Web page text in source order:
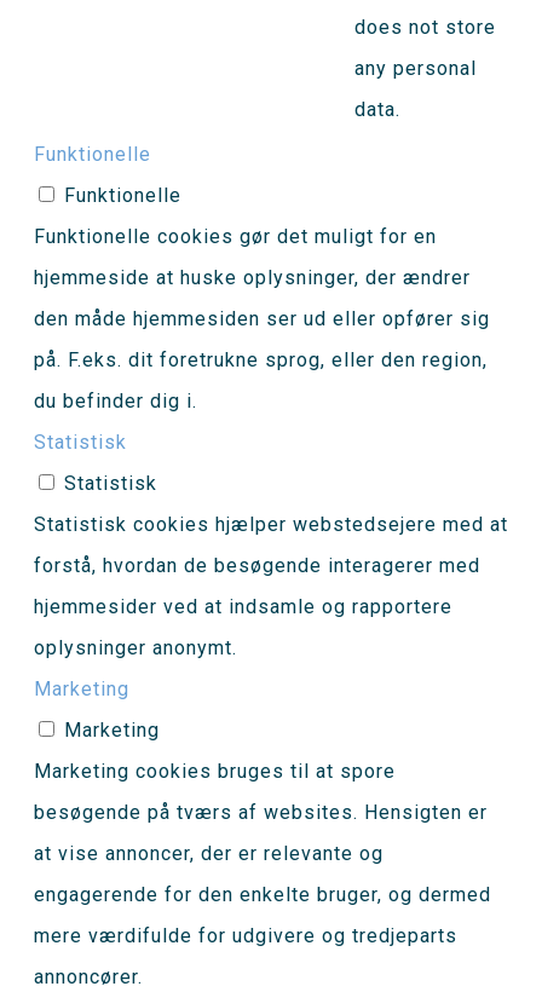
does not store
any personal
data.
Funktionelle
Funktionelle
Funktionelle cookies gør det muligt for en
hjemmeside at huske oplysninger, der ændrer
den måde hjemmesiden ser ud eller opfører sig
på. F.eks. dit foretrukne sprog, eller den region,
du befinder dig i.
Statistisk
Statistisk
Statistisk cookies hjælper webstedsejere med at
forstå, hvordan de besøgende interagerer med
hjemmesider ved at indsamle og rapportere
oplysninger anonymt.
Marketing
Marketing
Marketing cookies bruges til at spore
besøgende på tværs af websites. Hensigten er
at vise annoncer, der er relevante og
engagerende for den enkelte bruger, og dermed
mere værdifulde for udgivere og tredjeparts
annoncører.